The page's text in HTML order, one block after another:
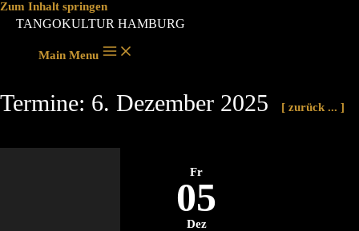
Zum Inhalt springen
TANGOKULTUR HAMBURG
Main Menu
Termine: 6. Dezember 2025 [ zurück ... ]
Fr
05
Dez